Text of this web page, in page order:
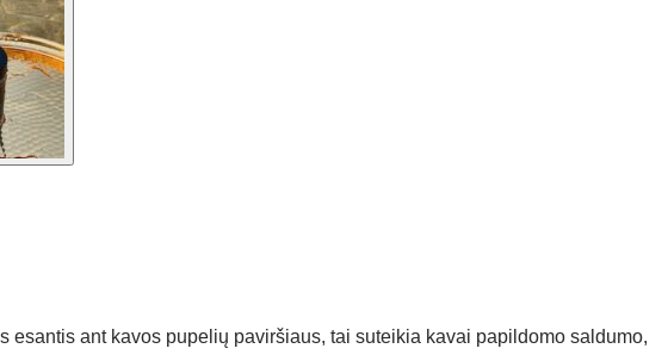
ant kavos pupelių paviršiaus, tai suteikia kavai papildomo saldumo,